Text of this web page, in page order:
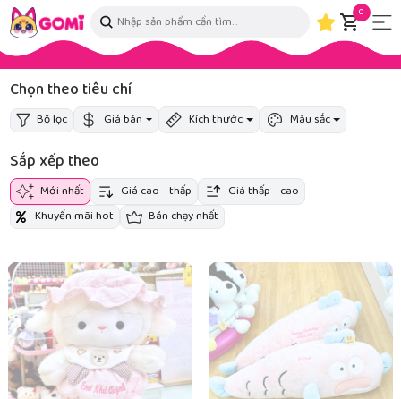
0
Chọn theo tiêu chí
Bộ lọc Giá bán Kích thước Màu sắc
Sắp xếp theo
Mới nhất Giá cao - thấp
Giá thấp - cao
Khuyến mãi hot
Bán chạy nhất